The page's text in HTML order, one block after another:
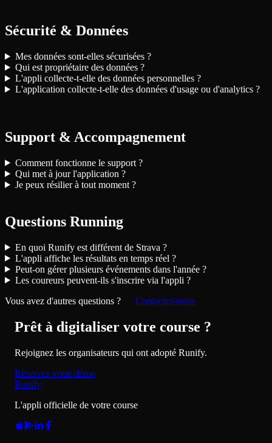
Sécurité & Données
Mes données sont-elles sécurisées ?
Qui est propriétaire des données ?
L'appli collecte-t-elle des données personnelles ?
L'application collecte-t-elle des données d'usage ou d'analytics ?
Support & Accompagnement
Comment fonctionne le support ?
Qui met à jour l'application ?
Je peux résilier à tout moment ?
Questions Running
En quoi Runify est différent de Strava ?
L'appli affiche les résultats en temps réel ?
Peut-on gérer plusieurs événements dans l'année ?
Les coureurs peuvent-ils s'inscrire via l'appli ?
Vous avez d'autres questions ?
Contactez-nous
Prêt à digitaliser votre course ?
Rejoignez les organisateurs qui ont adopté Runify.
Réservez votre démo
Runify
L'appli officielle de votre course